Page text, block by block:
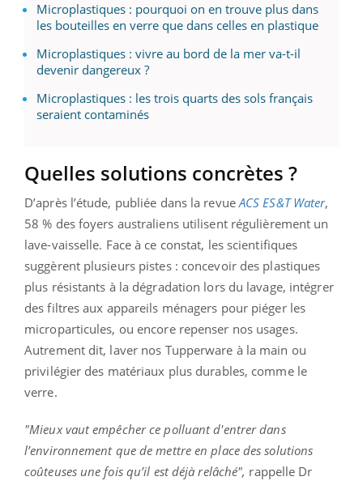
Microplastiques : pourquoi on en trouve plus dans
les bouteilles en verre que dans celles en plastique
Microplastiques : vivre au bord de la mer va-t-il
devenir dangereux ?
Microplastiques : les trois quarts des sols français
seraient contaminés
Quelles solutions concrètes ?
D’après l’étude, publiée dans la revueACS ES&T Water,
58 % des foyers australiens utilisent régulièrement un
lave-vaisselle. Face à ce constat, les scientifiques
suggèrent plusieurs pistes : concevoir des plastiques
plus résistants à la dégradation lors du lavage, intégrer
des filtres aux appareils ménagers pour piéger les
microparticules, ou encore repenser nos usages.
Autrement dit, laver nos Tupperware à la main ou
privilégier des matériaux plus durables, comme le
verre.
"Mieux vaut empêcher ce polluant d'entrer dans
l’environnement que de mettre en place des solutions
coûteuses une fois qu’il est déjà relâché", rappelle Dr